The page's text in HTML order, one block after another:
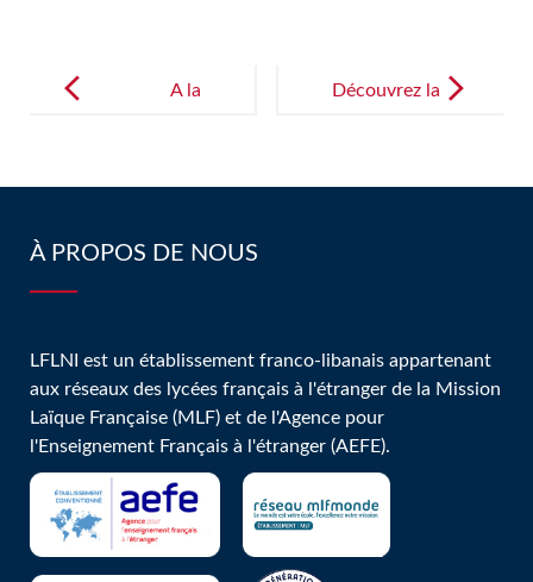
navigation
A la
Découvrez la
À PROPOS DE NOUS
LFLNI est un établissement franco-libanais appartenant
aux réseaux des lycées français à l'étranger de la Mission
Laïque Française (MLF) et de l'Agence pour
l'Enseignement Français à l'étranger (AEFE).